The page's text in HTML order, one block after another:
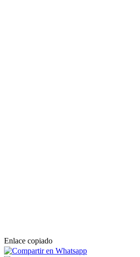
Enlace copiado